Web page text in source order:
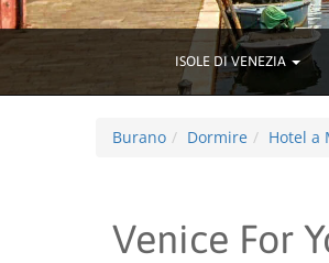
ISOLE DI VENEZIA
Burano Dormire Hotel a
Venice For